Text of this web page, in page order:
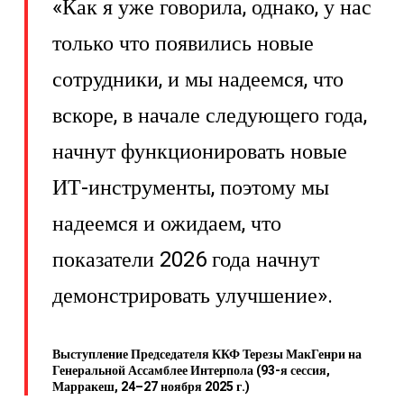
«Как я уже говорила, однако, у нас
только что появились новые
сотрудники, и мы надеемся, что
вскоре, в начале следующего года,
начнут функционировать новые
ИТ-инструменты, поэтому мы
надеемся и ожидаем, что
показатели 2026 года начнут
демонстрировать улучшение».
Выступление Председателя ККФ Терезы МакГенри на
Генеральной Ассамблее Интерпола (93-я сессия,
Марракеш, 24–27 ноября 2025 г.)